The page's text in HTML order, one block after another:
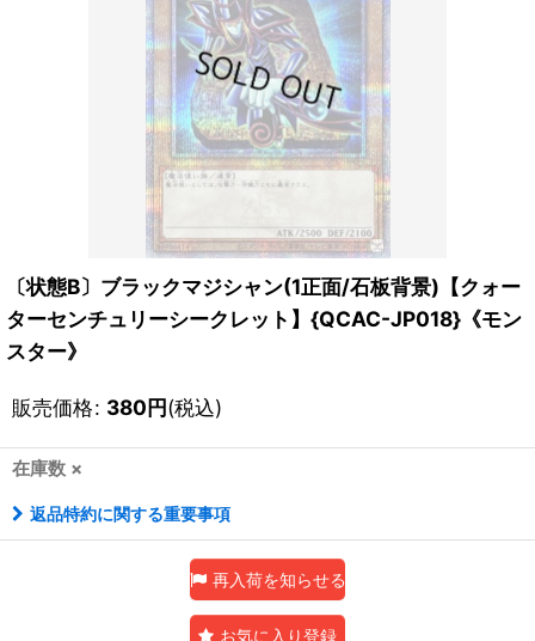
〔状態B〕ブラックマジシャン(1正面/石板背景)【クォー
ターセンチュリーシークレット】{QCAC-JP018}《モン
スター》
販売価格: 380円(税込)
在庫数 ×
返品特約に関する重要事項
再入荷を知らせる
お気に入り登録